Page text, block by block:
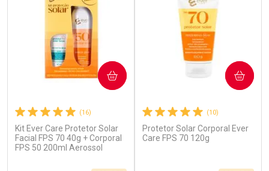
(16)
Kit Ever Care Protetor Solar
Facial FPS 70 40g + Corporal
FPS 50 200ml Aerossol
COMPRAR
(10)
Protetor Solar Corporal Ever
Care FPS 70 120g
COMPRAR